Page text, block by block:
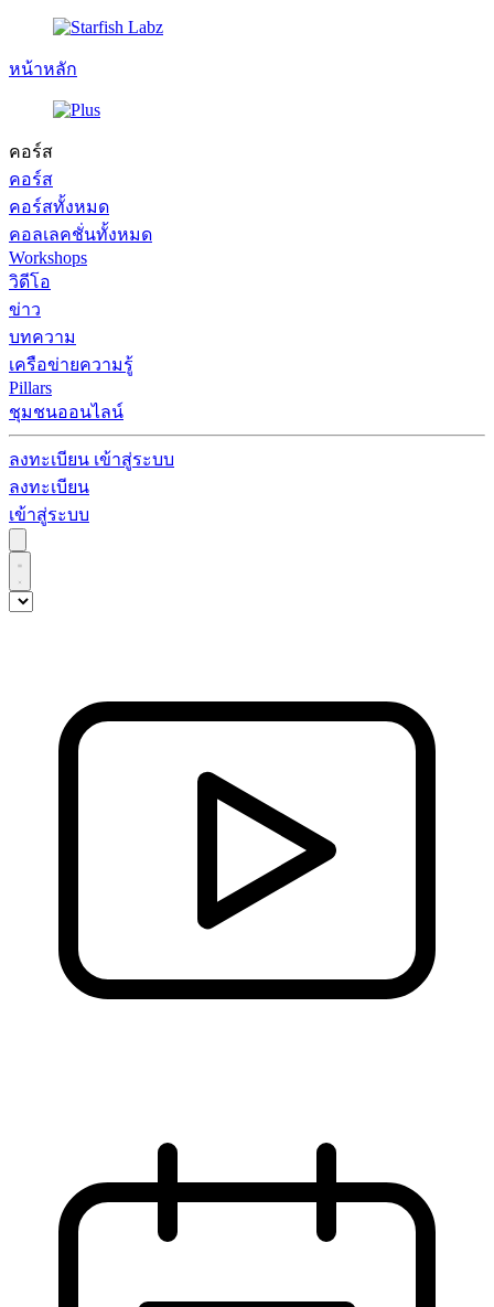
หน้าหลัก
คอร์ส
คอร์ส
คอร์สทั้งหมด
คอลเลคชั่นทั้งหมด
Workshops
วิดีโอ
ข่าว
บทความ
เครือข่ายความรู้
Pillars
ชุมชนออนไลน์
ลงทะเบียน เข้าสู่ระบบ
ลงทะเบียน
เข้าสู่ระบบ